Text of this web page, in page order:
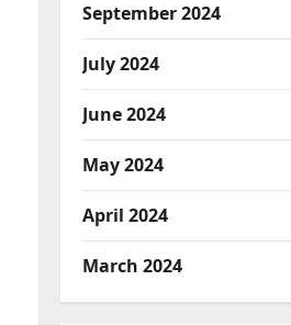
September 2024
July 2024
June 2024
May 2024
April 2024
March 2024